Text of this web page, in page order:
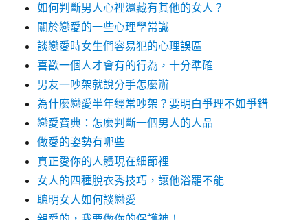
如何判斷男人心裡還藏有其他的女人？
關於戀愛的一些心理學常識
談戀愛時女生們容易犯的心理誤區
喜歡一個人才會有的行為，十分準確
男友一吵架就說分手怎麼辦
為什麼戀愛半年經常吵架？要明白爭理不如爭錯
戀愛寶典：怎麼判斷一個男人的人品
做愛的姿勢有哪些
真正愛你的人體現在細節裡
女人的四種脫衣秀技巧，讓他浴罷不能
聰明女人如何談戀愛